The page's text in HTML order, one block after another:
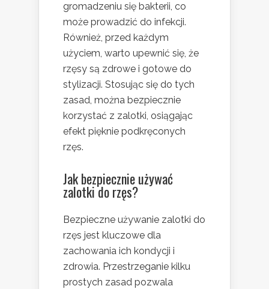
gromadzeniu się bakterii, co
może prowadzić do infekcji.
Również, przed każdym
użyciem, warto upewnić się, że
rzęsy są zdrowe i gotowe do
stylizacji. Stosując się do tych
zasad, można bezpiecznie
korzystać z zalotki, osiągając
efekt pięknie podkręconych
rzęs.
Jak bezpiecznie używać
zalotki do rzęs?
Bezpieczne używanie zalotki do
rzęs jest kluczowe dla
zachowania ich kondycji i
zdrowia. Przestrzeganie kilku
prostych zasad pozwala